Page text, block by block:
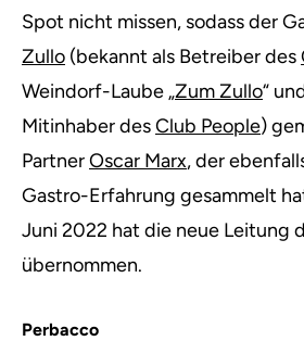
Spot nicht missen, sodass der
Zullo (bekannt als Betreiber des
Weindorf-Laube „Zum Zullo“
Mitinhaber desClub People)
PartnerOscar Marx, der
Gastro-Erfahrung gesammelt
Juni 2022 hat die neue Leitung
übernommen.
Perbacco